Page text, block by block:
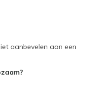
aanbevelen aan een